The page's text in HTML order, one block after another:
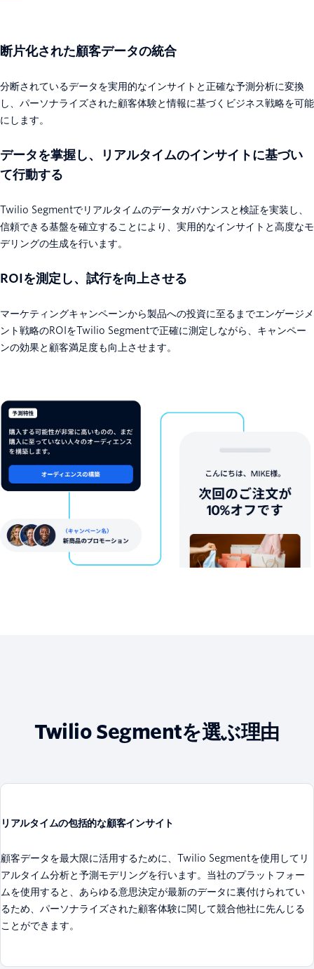
断片化された顧客データの統合
分断されているデータを実用的なインサイトと正確な予測分析に変換
し、パーソナライズされた顧客体験と情報に基づくビジネス戦略を可能
にします。
データを掌握し、リアルタイムのインサイトに基づい
て行動する
Twilio Segmentでリアルタイムのデータガバナンスと検証を実装し、
信頼できる基盤を確立することにより、実用的なインサイトと高度なモ
デリングの生成を行います。
ROIを測定し、試行を向上させる
マーケティングキャンペーンから製品への投資に至るまでエンゲージメ
ント戦略のROIをTwilio Segmentで正確に測定しながら、キャンペー
ンの効果と顧客満足度も向上させます。
Twilio Segmentを選ぶ理由
リアルタイムの包括的な顧客インサイト
顧客データを最大限に活用するために、Twilio Segmentを使用してリ
アルタイム分析と予測モデリングを行います。当社のプラットフォー
ムを使用すると、あらゆる意思決定が最新のデータに裏付けられてい
るため、パーソナライズされた顧客体験に関して競合他社に先んじる
ことができます。